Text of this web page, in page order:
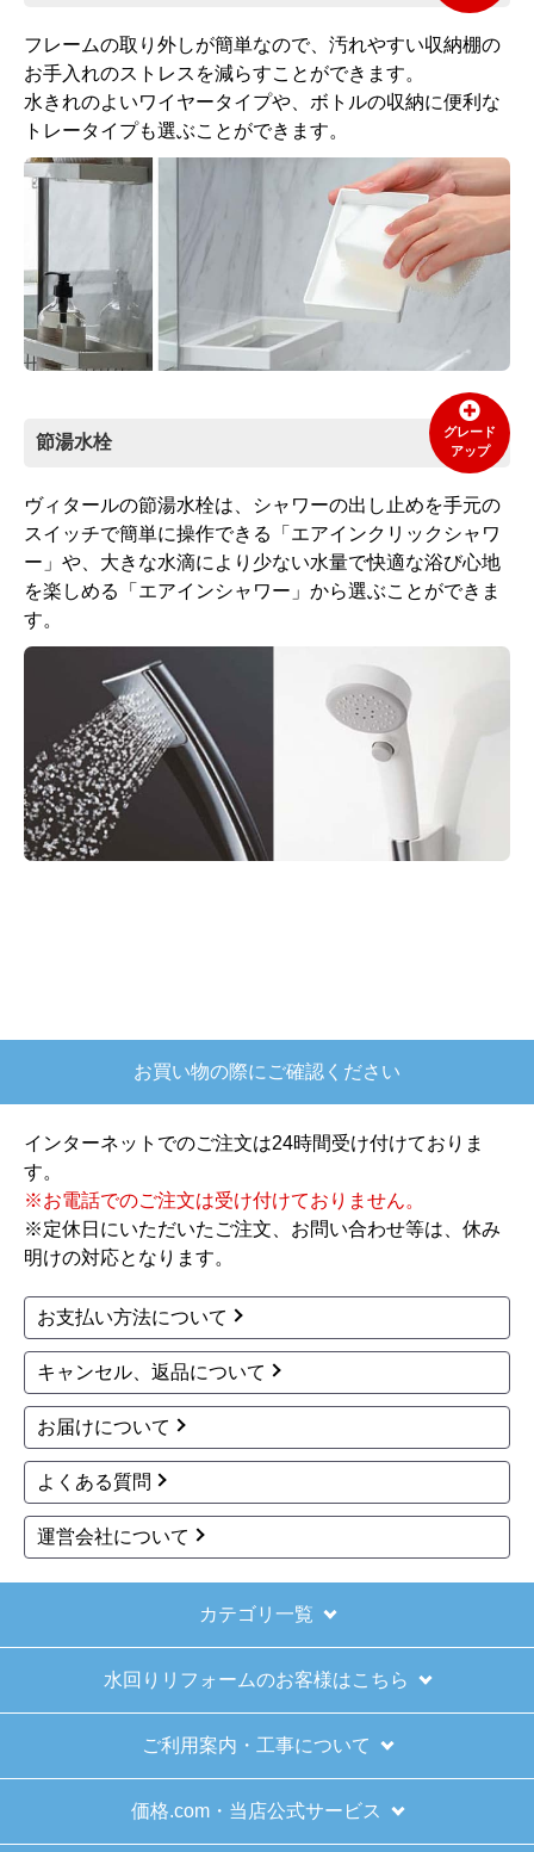
フレームの取り外しが簡単なので、汚れやすい収納棚の
お手入れのストレスを減らすことができます。
水きれのよいワイヤータイプや、ボトルの収納に便利な
トレータイプも選ぶことができます。
節湯水栓
グレード
アップ
ヴィタールの節湯水栓は、シャワーの出し止めを手元の
スイッチで簡単に操作できる「エアインクリックシャワ
ー」や、大きな水滴により少ない水量で快適な浴び心地
を楽しめる「エアインシャワー」から選ぶことができま
す。
お買い物の際にご確認ください
インターネットでのご注文は24時間受け付けておりま
す。
※お電話でのご注文は受け付けておりません。
※定休日にいただいたご注文、お問い合わせ等は、休み
明けの対応となります。
お支払い方法について
キャンセル、返品について
お届けについて
よくある質問
運営会社について
カテゴリ一覧
水回りリフォームのお客様はこちら
ご利用案内・工事について
価格.com・当店公式サービス